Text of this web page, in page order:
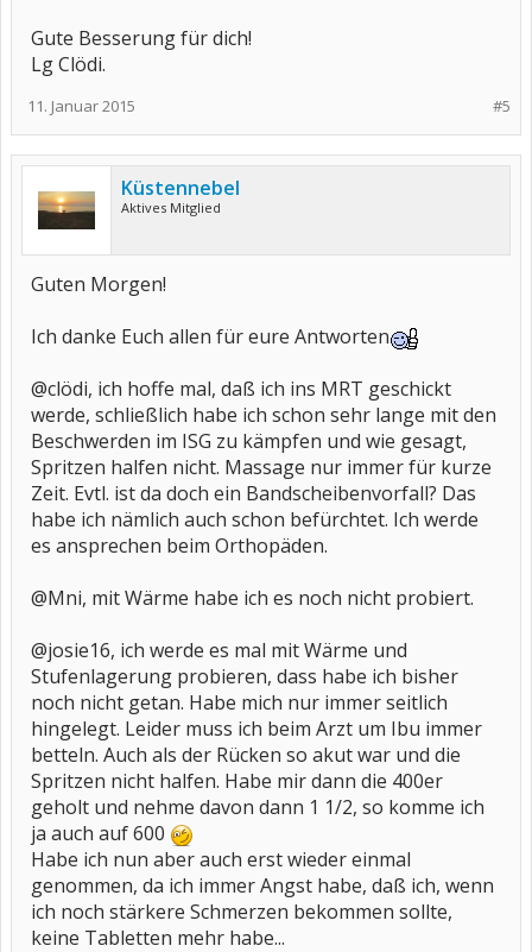
Gute Besserung für dich!
Lg Clödi.
#5
11. Januar 2015
Küstennebel
Aktives Mitglied
Guten Morgen!
Ich danke Euch allen für eure Antworten
@clödi, ich hoffe mal, daß ich ins MRT geschickt
werde, schließlich habe ich schon sehr lange mit den
Beschwerden im ISG zu kämpfen und wie gesagt,
Spritzen halfen nicht. Massage nur immer für kurze
Zeit. Evtl. ist da doch ein Bandscheibenvorfall? Das
habe ich nämlich auch schon befürchtet. Ich werde
es ansprechen beim Orthopäden.
@Mni, mit Wärme habe ich es noch nicht probiert.
@josie16, ich werde es mal mit Wärme und
Stufenlagerung probieren, dass habe ich bisher
noch nicht getan. Habe mich nur immer seitlich
hingelegt. Leider muss ich beim Arzt um Ibu immer
betteln. Auch als der Rücken so akut war und die
Spritzen nicht halfen. Habe mir dann die 400er
geholt und nehme davon dann 1 1/2, so komme ich
ja auch auf 600
Habe ich nun aber auch erst wieder einmal
genommen, da ich immer Angst habe, daß ich, wenn
ich noch stärkere Schmerzen bekommen sollte,
keine Tabletten mehr habe...